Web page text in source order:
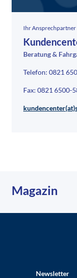
Ihr Ansprechpartner
Beratung &
Telefon: 0821
Fax: 0821 6500-
Magazin
Newsletter